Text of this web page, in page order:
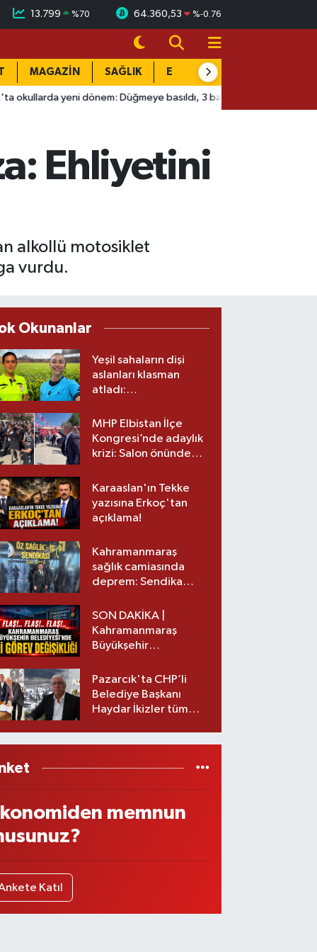
13.799 %70 64.360,53 %-0.76
MAGAZİN SAĞLIK EĞİTİM
dönem: Düğmeye basıldı, 3 bakanlık devrede!
Ehliyetini
alkollü motosiklet
vurdu.
Okunanlar
Yeşil sahaların dişi
aslanları klasman
atladı:
üst lige iki transfer!
MHP Elbistan İlçe
Kongresi’nde adaylık
krizi: Salon önünde
Karaaslan'ın Tekke
yazısına Erkoç'tan
açıklama!
Kahramanmaraş
sağlık camiasında
deprem: Sendika
SON DAKİKA |
Kahramanmaraş
Büyükşehir
görev değişikliği!
Pazarcık'ta CHP’li
Belediye Başkanı
Haydar İkizler tüm
memnun
Katıl